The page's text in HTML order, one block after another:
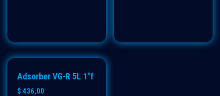
ECO
Adsorber VG-R 5L 1"f
$ 436,00